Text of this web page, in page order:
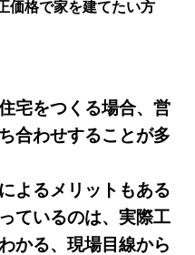
価格で家を建てたい方
宅をつくる場合、営
合わせすることが多
よるメリットもある
ているのは、実際工
かる、現場目線から